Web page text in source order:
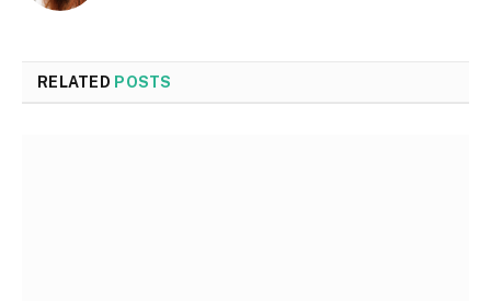
RELATED POSTS